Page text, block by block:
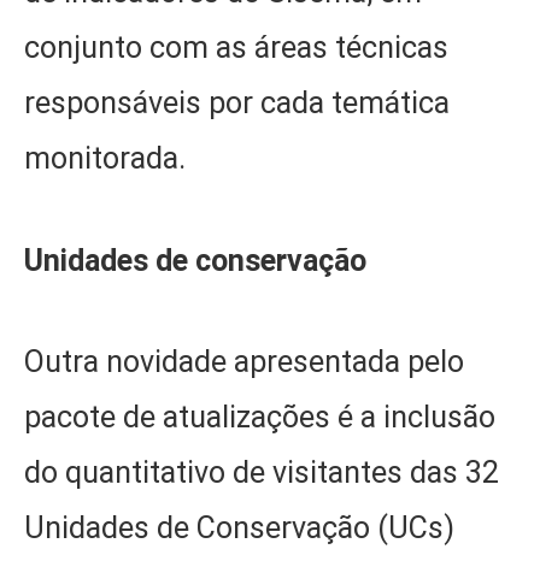
conjunto com as áreas técnicas
responsáveis por cada temática
monitorada.
Unidades de conservação
Outra novidade apresentada pelo
pacote de atualizações é a inclusão
do quantitativo de visitantes das 32
Unidades de Conservação (UCs)